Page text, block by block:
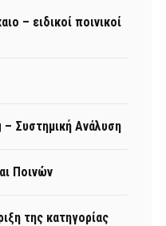
– ειδικοί ποινικοί
Συστημική Ανάλυση
Ποινών
της κατηγορίας